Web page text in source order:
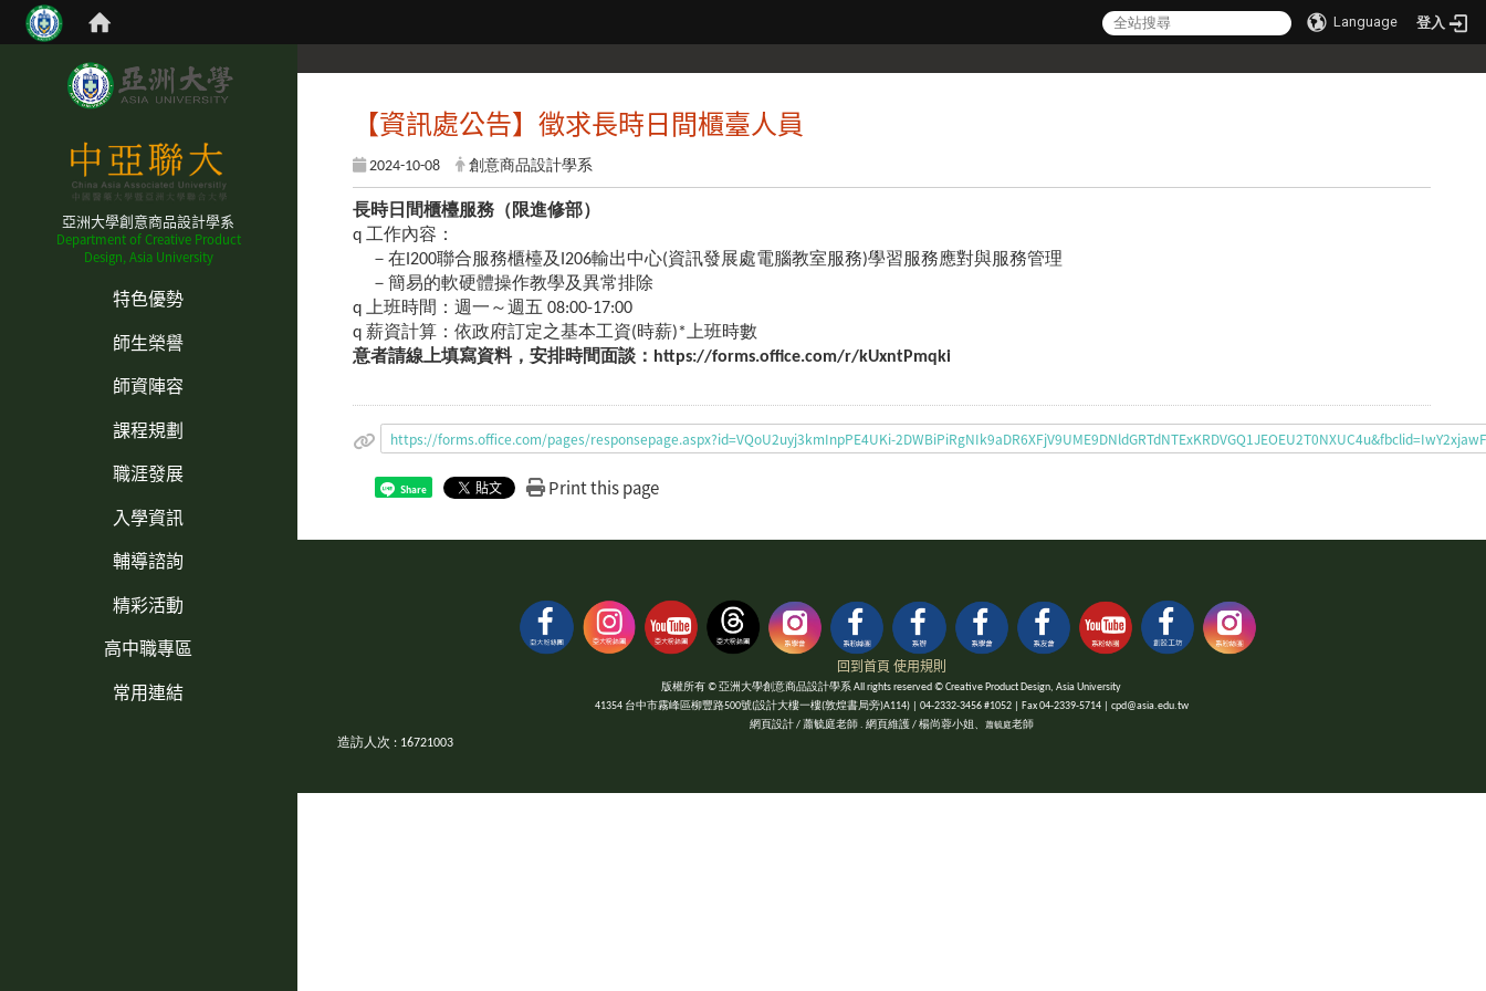
Language 登入
亞洲大學創意商品設計學系
Department of Creative Product
Design, Asia University
特色優勢
師生榮譽
師資陣容
課程規劃
職涯發展
入學資訊
輔導諮詢
精彩活動
高中職專區
常用連結
【資訊處公告】徵求長時日間櫃臺人員
2024-10-08 創意商品設計學系
長時日間櫃檯服務（限進修部）
q 工作內容：
－在I200聯合服務櫃檯及I206輸出中心(資訊發展處電腦教室服務)學習服務應對與服務管理
－簡易的軟硬體操作教學及異常排除
q 上班時間：週一～週五 08:00-17:00
q 薪資計算：依政府訂定之基本工資(時薪)*上班時數
意者請線上填寫資料，安排時間面談：https://forms.office.com/r/kUxntPmqki
https://forms.office.com/pages/responsepage.aspx?id=VQoU2uyj3kmInpPE4UKi-
Share Print this page
回到首頁 使用規則
版權所有 © 亞洲大學創意商品設計學系 All rights reserved © Creative Product Design, Asia University
41354 台中市霧峰區柳豐路500號(設計大樓一樓(敦煌書局旁)A114) | 04-2332-3456 #1052 | Fax 04-2339-5714 | cpd@asia.edu.tw
網頁設計 / 蕭毓庭老師 . 網頁維護 / 楊尚蓉小姐、 蕭毓庭老師
造訪人次 : 16721003